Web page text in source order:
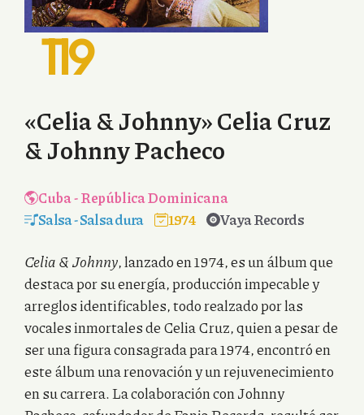
119
«Celia & Johnny» Celia Cruz
& Johnny Pacheco
Cuba-República Dominicana
Salsa-Salsa dura 1974 Vaya Records
Celia & Johnny, lanzado en 1974, es un álbum que
destaca por su energía, producción impecable y
arreglos identificables, todo realzado por las
vocales inmortales de Celia Cruz, quien a pesar de
ser una figura consagrada para 1974, encontró en
este álbum una renovación y un rejuvenecimiento
en su carrera. La colaboración con Johnny